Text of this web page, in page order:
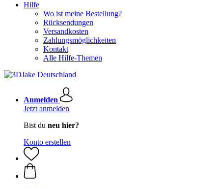
Hilfe
Wo ist meine Bestellung?
Rücksendungen
Versandkosten
Zahlungsmöglichkeiten
Kontakt
Alle Hilfe-Themen
Anmelden
Jetzt anmelden
Bist du neu hier?
Konto erstellen